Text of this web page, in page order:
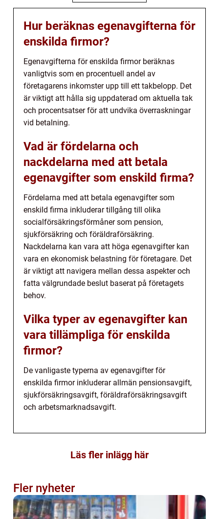
Hur beräknas egenavgifterna för
enskilda firmor?
Egenavgifterna för enskilda firmor beräknas
vanligtvis som en procentuell andel av
företagarens inkomster upp till ett takbelopp. Det
är viktigt att hålla sig uppdaterad om aktuella tak
och procentsatser för att undvika överraskningar
vid betalning.
Vad är fördelarna och
nackdelarna med att betala
egenavgifter som enskild firma?
Fördelarna med att betala egenavgifter som
enskild firma inkluderar tillgång till olika
socialförsäkringsförmåner som pension,
sjukförsäkring och föräldraförsäkring.
Nackdelarna kan vara att höga egenavgifter kan
vara en ekonomisk belastning för företagare. Det
är viktigt att navigera mellan dessa aspekter och
fatta välgrundade beslut baserat på företagets
behov.
Vilka typer av egenavgifter kan
vara tillämpliga för enskilda
firmor?
De vanligaste typerna av egenavgifter för
enskilda firmor inkluderar allmän pensionsavgift,
sjukförsäkringsavgift, föräldraförsäkringsavgift
och arbetsmarknadsavgift.
Läs fler inlägg här
Fler nyheter